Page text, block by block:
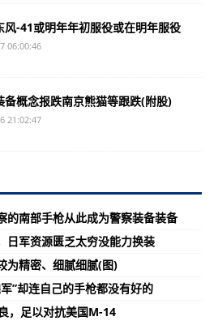
风-41或明年年初服役或在明年服役
06:00:46
备概念报跌南京熊猫等跟跌(附股)
21:02:47
的南部手枪从此成为警察装备装备
日军资源匮乏太穷没能力换装
为精密、细腻细腻(图)
”却连自己的手枪都没有好的
，足以对抗美国M-14